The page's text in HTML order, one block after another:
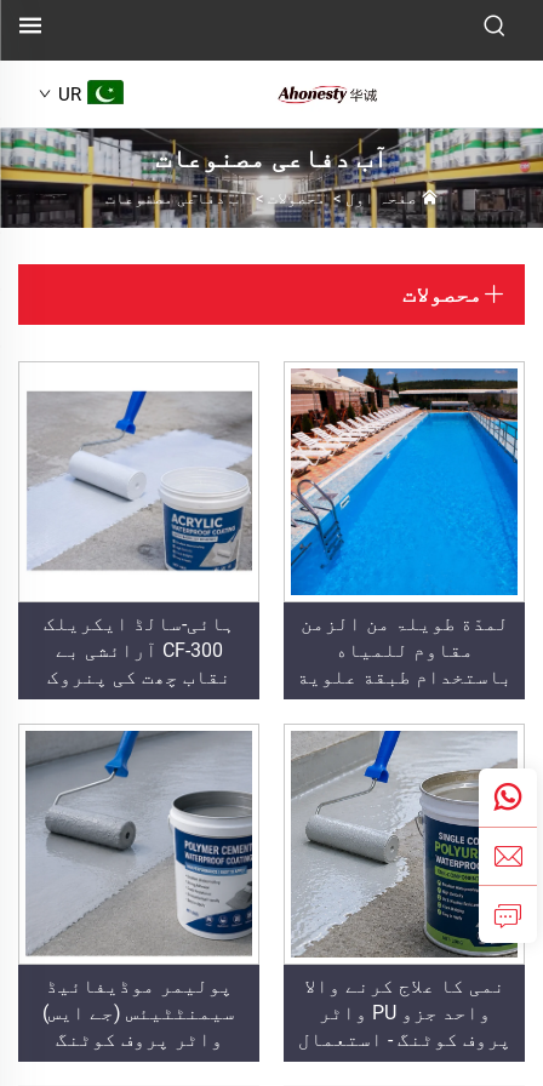
UR
آب دفاعی مصنوعات
صفحہ اول>محصولات >آب دفاعی مصنوعات
محصولات
لمدّة طویلۃ من الزمن
مقاوم للمیاه
باستخدام طبقة علویة
من البولیوریا، مثل
حمامات السباحة
والأسطح والحمامات
ہائی-سالڈ ایکریلک
CF-300 آرائشی بے
نقاب چھت کی پنروک
کوٹنگ
نمی کا علاج کرنے والا
واحد جزو PU واٹر
پروف کوٹنگ - استعمال
کے لیے تیار، پرائمر
پولیمر موڈیفائیڈ
سیمنٹٹیئس (جے ایس)
واٹر پروف کوٹنگ